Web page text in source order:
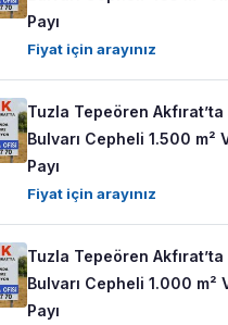
Payı
Fiyat için arayınız
Tuzla Tepeören
Bulvarı Cepheli 1.500 m²
Payı
Fiyat için arayınız
Tuzla Tepeören
Bulvarı Cepheli 1.000 m²
Payı